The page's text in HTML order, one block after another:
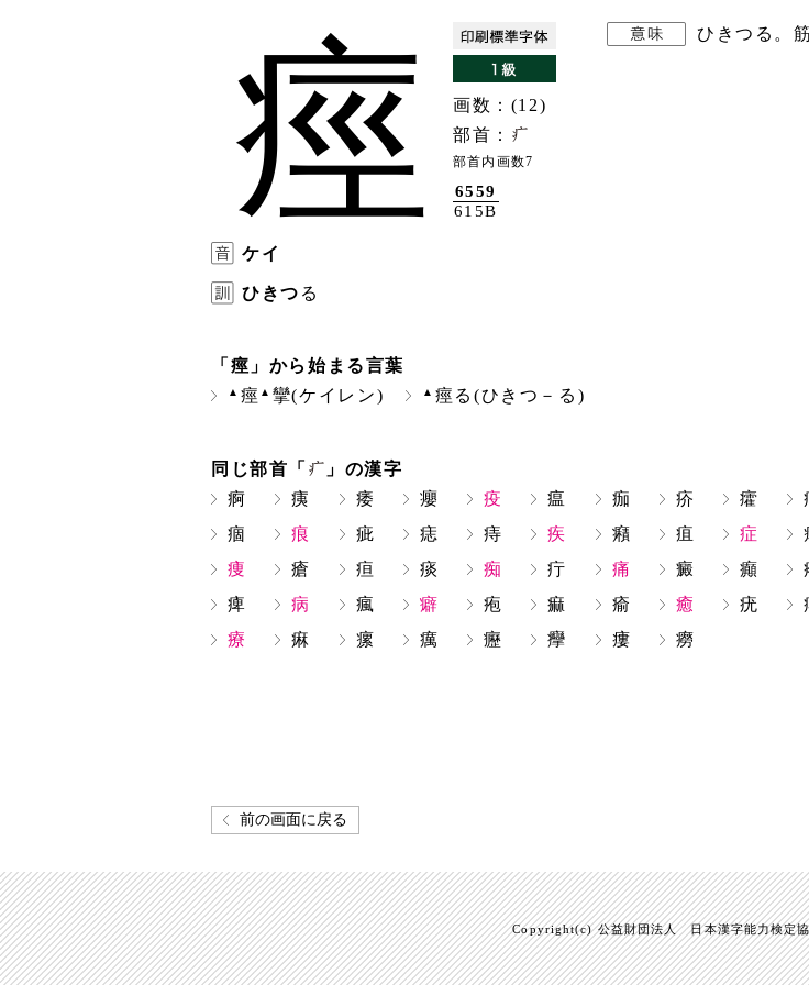
痙
画数：(12)
部首：
部首内画数7
6559
615B
ケイ
ひきつ る
ひきつる。
「痙」から始まる言葉
▲ 痙 ▲ 攣(ケイレン) ▲ 痙る(ひきつ－る)
同じ部首「
」の漢字
痾
痍 痿 癭 疫 瘟 痂 疥 癨
痼
痕 疵 痣 痔 疾 癪 疽 症
痩
瘡 疸 痰 痴 疔 痛 癜 癲
痺
病 瘋 癖 疱 痲 瘉 癒 疣
療
痳 瘰 癘 癧 癴 瘻 癆
前の画面に戻る
Copyright(c) 公益財団法人 日本漢字能力検定